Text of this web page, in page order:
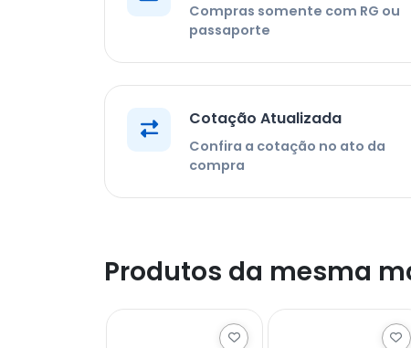
Compras somente com RG ou
passaporte
Cotação Atualizada
Confira a cotação no ato da
compra
Produtos da mesma